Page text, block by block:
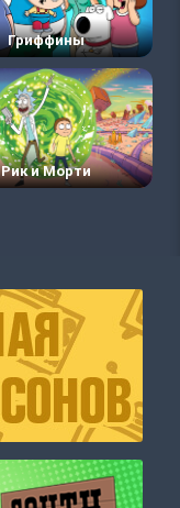
Гриффины
Рик и Морти